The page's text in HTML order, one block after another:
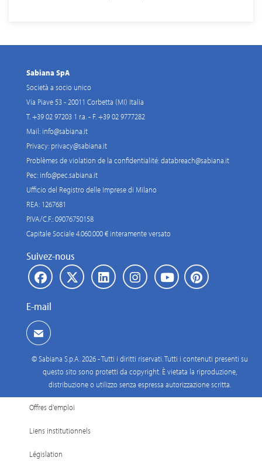
Sabiana SpA
Società a socio unico
Via Piave 53 - 20011 Corbetta (MI) Italia
T. +39 02 97203 1 r.a. - F. +39 02 9777282
Mail: info@sabiana.it
Privacy: privacy@sabiana.it
Problèmes de violation de la confidentialité:databreach@sabiana.it
Pec: info@pec.sabiana.it
Ufficio del Registro delle Imprese di Milano
REA: 1267681
P.IVA/C.F.: 09076750158
Capitale Sociale 4.060.000 € interamente versato
Suivez-nous
E-mail
© Sabiana S.p.A. 2026 - Tutti i diritti riservati. Tutti i contenuti presenti su
questo sito sono protetti da copyright. È vietata la riproduzione,
distribuzione o utilizzo senza espressa autorizzazione scritta.
Offres d'emploi
Liens institutionnels
Législation